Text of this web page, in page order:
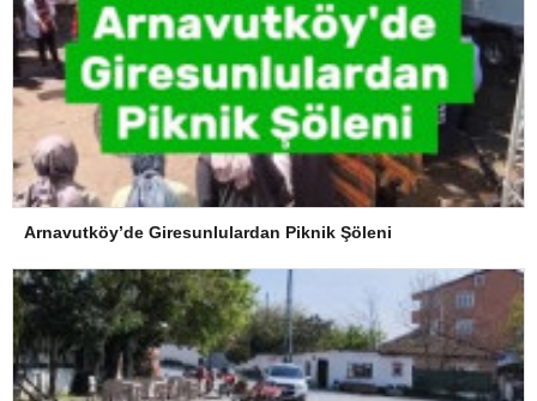
Arnavutköy’de Giresunlulardan Piknik Şöleni